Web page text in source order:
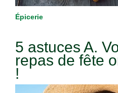
Épicerie
5 astuces A.
repas de fête
!